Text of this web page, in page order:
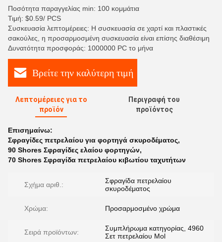
Ποσότητα παραγγελίας min: 100 κομμάτια
Τιμή: $0.59/ PCS
Συσκευασία λεπτομέρειες: Η συσκευασία σε χαρτί και πλαστικές
σακούλες, η προσαρμοσμένη συσκευασία είναι επίσης διαθέσιμη
Δυνατότητα προσφοράς: 1000000 PC το μήνα
Βρείτε την καλύτερη τιμή
Λεπτομέρειες για το
προϊόν
Περιγραφή του
προϊόντος
Επισημαίνω:
Σφραγίδες πετρελαίου για φορτηγά σκυροδέματος,
90 Shores Σφραγίδες ελαίου φορτηγών,
70 Shores Σφραγίδα πετρελαίου κιβωτίου ταχυτήτων
Σχήμα αριθ.:
Σφραγίδα πετρελαίου
σκυροδέματος
Χρώμα: Προσαρμοσμένο χρώμα
Σειρά προϊόντων:
Συμπλήρωμα κατηγορίας, 4960
Σετ πετρελαίου Mol